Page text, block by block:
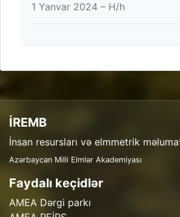
1 Yanvar 2024 – H/h
İREMB
İnsan resursları və elmmetrik
Azərbaycan Milli Elmlər Akademiyası
Faydalı keçidlər
AMEA Dərgi parkı